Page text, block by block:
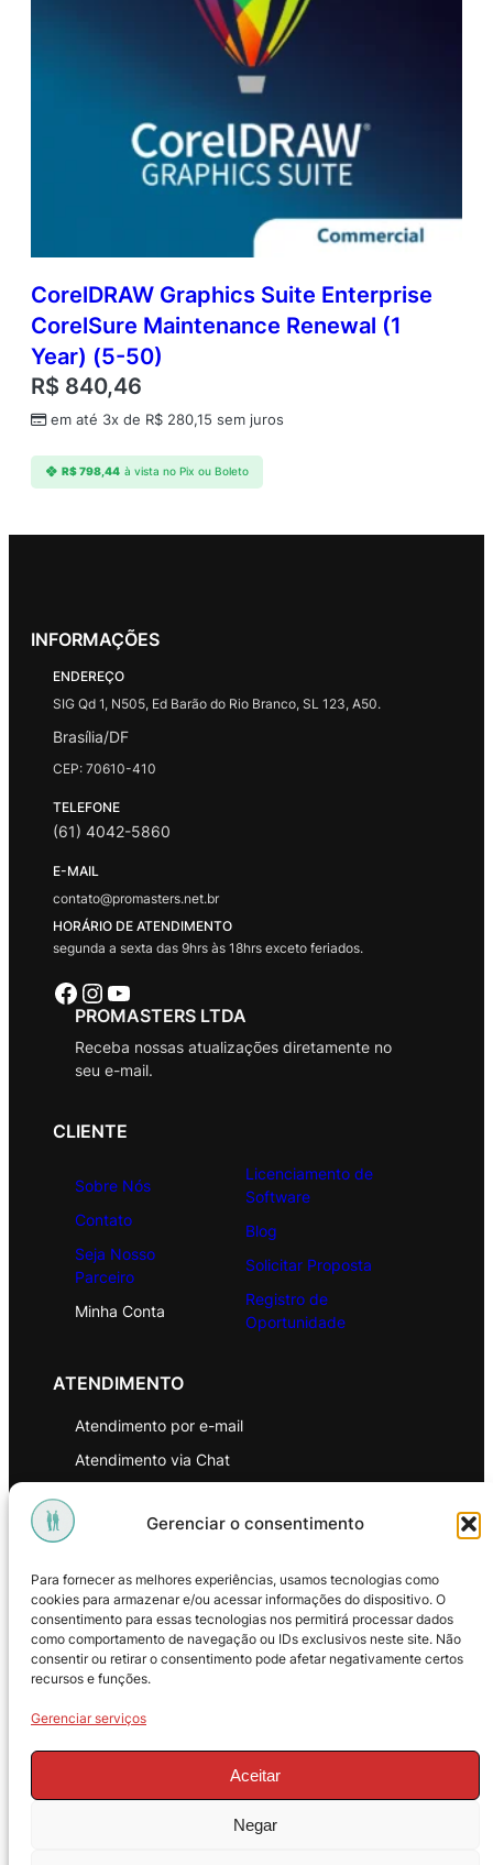
Gerenciar o consentimento
Para fornecer as melhores experiências, usamos tecnologias como
cookies para armazenar e/ou acessar informações do dispositivo. O
consentimento para essas tecnologias nos permitirá processar dados
como comportamento de navegação ou IDs exclusivos neste site. Não
consentir ou retirar o consentimento pode afetar negativamente certos
recursos e funções.
Gerenciar serviços
Aceitar
Negar
CorelDRAW Graphics Suite Enterprise
CorelSure Maintenance Renewal (1
Year) (5-50)
R$ 840,46
em até 3x de R$ 280,15 sem juros
R$798,44 à vista no Pix ou Boleto
INFORMAÇÕES
ENDEREÇO
SIG Qd 1, N505, Ed Barão do Rio Branco, SL 123, A50.
Brasília/DF
CEP: 70610-410
TELEFONE
(61) 4042-5860
E-MAIL
contato@promasters.net.br
HORÁRIO DE ATENDIMENTO
segunda a sexta das 9hrs às 18hrs exceto feriados.
Facebook Instagram Youtube
PROMASTERS LTDA
Receba nossas atualizações diretamente no
seu e-mail.
CLIENTE
Sobre Nós
Contato
Seja Nosso
Parceiro
Minha Conta
Licenciamento de
Software
Blog
Solicitar Proposta
Registro de
Oportunidade
ATENDIMENTO
Atendimento por e-mail
Atendimento via Chat
Política de Privacidade
Política de Troca e Devoluções
Política de Reembolso